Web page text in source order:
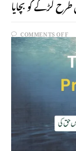
COMMENTS OFF